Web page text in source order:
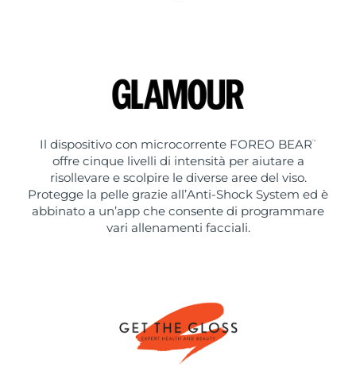
Il dispositivo con microcorrente FOREO BEAR ™
offre cinque livelli di intensità per aiutare a
risollevare e scolpire le diverse aree del viso.
Protegge la pelle grazie all’Anti-Shock System ed è
abbinato a un’app che consente di programmare
vari allenamenti facciali.